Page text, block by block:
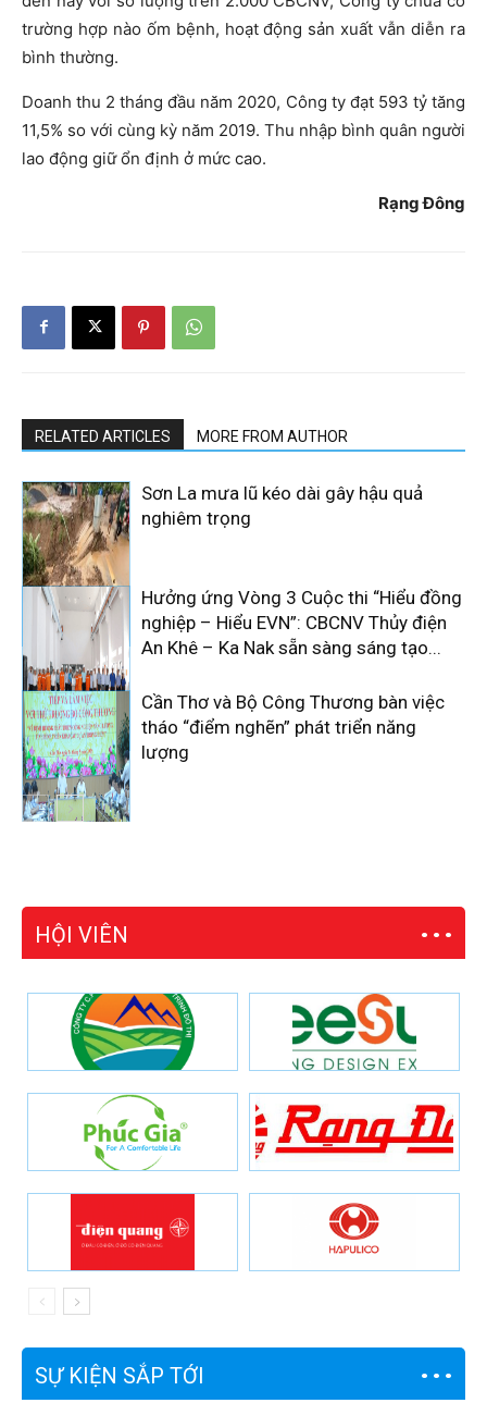
trường hợp nào ốm bệnh, hoạt động sản xuất vẫn diễn ra
bình thường.
Doanh thu 2 tháng đầu năm 2020, Công ty đạt 593 tỷ tăng
11,5% so với cùng kỳ năm 2019. Thu nhập bình quân người
lao động giữ ổn định ở mức cao.
Rạng Đông
RELATED ARTICLES MORE FROM AUTHOR
Sơn La mưa lũ kéo dài gây hậu quả
nghiêm trọng
Hưởng ứng Vòng 3 Cuộc thi “Hiểu đồng
nghiệp – Hiểu EVN”: CBCNV Thủy điện
An Khê – Ka Nak sẵn sàng sáng tạo...
Cần Thơ và Bộ Công Thương bàn việc
tháo “điểm nghẽn” phát triển năng
lượng
HỘI VIÊN
SỰ KIỆN SẮP TỚI